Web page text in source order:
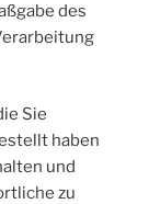
des
Sie
haben
und
zu